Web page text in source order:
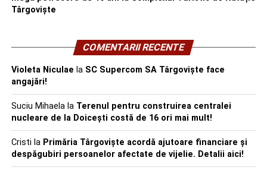
Târgoviște
COMENTARII RECENTE
Violeta Niculae la SC Supercom SA Târgoviște face
angajări!
Suciu Mihaelala Terenul pentru construirea centralei
nucleare de la Doicești costă de 16 ori mai mult!
Cristi la Primăria Târgoviște acordă ajutoare financiare și
despăgubiri persoanelor afectate de vijelie. Detalii aici!